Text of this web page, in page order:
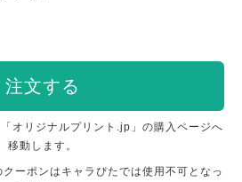
注文する
オリジナルプリント.jp」の購入ページへ
移動します。
クーポンはキャラぴたでは使用不可となっ